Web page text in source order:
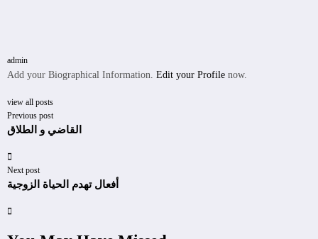
admin
Add your Biographical Information. Edit your Profile now.
view all posts
Previous post
القاضي و الطلاق
Next post
أفعال تهدم الحياة الزوجية